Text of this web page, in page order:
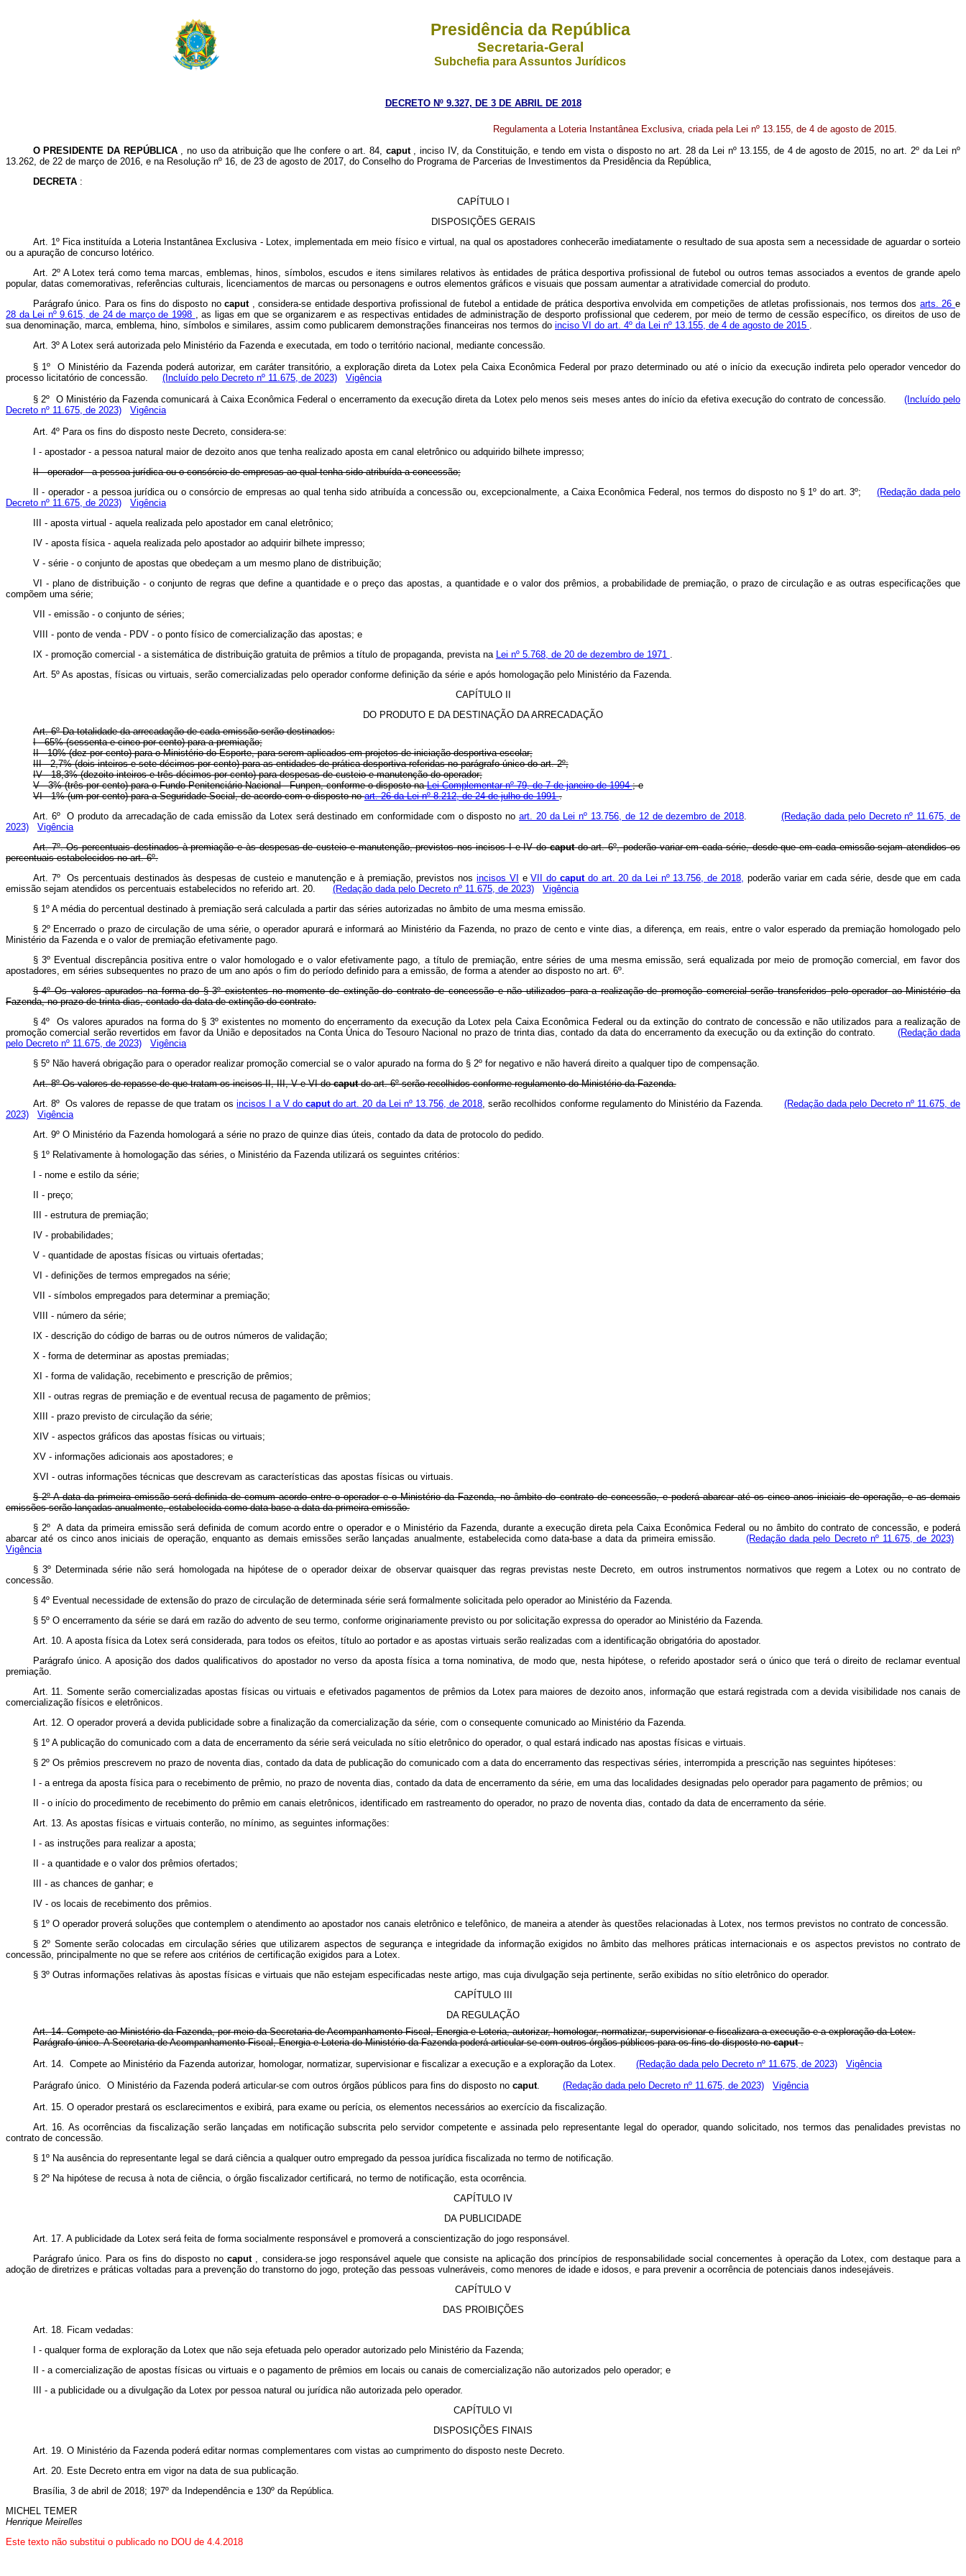
Presidência da República
Secretaria-Geral
Subchefia para Assuntos Jurídicos
DECRETO Nº 9.327, DE 3 DE ABRIL DE 2018
Regulamenta a Loteria Instantânea Exclusiva, criada pela Lei nº 13.155, de 4 de agosto de 2015.
O PRESIDENTE DA REPÚBLICA , no uso da atribuição que lhe confere o art. 84, caput , inciso IV, da Constituição, e tendo em vista o disposto no art. 28 da Lei nº 13.155, de 4 de agosto de 2015, no art. 2º da Lei nº
13.262, de 22 de março de 2016, e na Resolução nº 16, de 23 de agosto de 2017, do Conselho do Programa de Parcerias de Investimentos da Presidência da República,
DECRETA :
CAPÍTULO I
DISPOSIÇÕES GERAIS
Art. 1º Fica instituída a Loteria Instantânea Exclusiva - Lotex, implementada em meio físico e virtual, na qual os apostadores conhecerão imediatamente o resultado de sua aposta sem a necessidade de aguardar o sorteio
ou a apuração de concurso lotérico.
Art. 2º A Lotex terá como tema marcas, emblemas, hinos, símbolos, escudos e itens similares relativos às entidades de prática desportiva profissional de futebol ou outros temas associados a eventos de grande apelo
popular, datas comemorativas, referências culturais, licenciamentos de marcas ou personagens e outros elementos gráficos e visuais que possam aumentar a atratividade comercial do produto.
Parágrafo único. Para os fins do disposto nocaput , considera-se entidade desportiva profissional de futebol a entidade de prática desportiva envolvida em competições de atletas profissionais, nos termos dos arts. 26e
28 da Lei nº 9.615, de 24 de março de 1998 , as ligas em que se organizarem e as respectivas entidades de administração de desporto profissional que cederem, por meio de termo de cessão específico, os direitos de uso de
sua denominação, marca, emblema, hino, símbolos e similares, assim como publicarem demonstrações financeiras nos termos do inciso VI do art. 4º da Lei nº 13.155, de 4 de agosto de 2015 .
Art. 3º A Lotex será autorizada pelo Ministério da Fazenda e executada, em todo o território nacional, mediante concessão.
§ 1º O Ministério da Fazenda poderá autorizar, em caráter transitório, a exploração direta da Lotex pela Caixa Econômica Federal por prazo determinado ou até o início da execução indireta pelo operador vencedor do
processo licitatório de concessão. (Incluído pelo Decreto nº 11.675, de 2023)
Vigência
§ 2º O Ministério da Fazenda comunicará à Caixa Econômica Federal o encerramento da execução direta da Lotex pelo menos seis meses antes do início da efetiva execução do contrato de concessão. (Incluído pelo
Decreto nº 11.675, de 2023)
Vigência
Art. 4º Para os fins do disposto neste Decreto, considera-se:
I - apostador - a pessoa natural maior de dezoito anos que tenha realizado aposta em canal eletrônico ou adquirido bilhete impresso;
II - operador - a pessoa jurídica ou o consórcio de empresas ao qual tenha sido atribuída a concessão;
II - operador - a pessoa jurídica ou o consórcio de empresas ao qual tenha sido atribuída a concessão ou, excepcionalmente, a Caixa Econômica Federal, nos termos do disposto no § 1º do art. 3º;(Redação dada pelo
Decreto nº 11.675, de 2023)
Vigência
III - aposta virtual - aquela realizada pelo apostador em canal eletrônico;
IV - aposta física - aquela realizada pelo apostador ao adquirir bilhete impresso;
V - série - o conjunto de apostas que obedeçam a um mesmo plano de distribuição;
VI - plano de distribuição - o conjunto de regras que define a quantidade e o preço das apostas, a quantidade e o valor dos prêmios, a probabilidade de premiação, o prazo de circulação e as outras especificações que
compõem uma série;
VII - emissão - o conjunto de séries;
VIII - ponto de venda - PDV - o ponto físico de comercialização das apostas; e
IX - promoção comercial - a sistemática de distribuição gratuita de prêmios a título de propaganda, prevista na Lei nº 5.768, de 20 de dezembro de 1971 .
Art. 5º As apostas, físicas ou virtuais, serão comercializadas pelo operador conforme definição da série e após homologação pelo Ministério da Fazenda.
CAPÍTULO II
DO PRODUTO E DA DESTINAÇÃO DA ARRECADAÇÃO
Art. 6º Da totalidade da arrecadação de cada emissão serão destinados:
I - 65% (sessenta e cinco por cento) para a premiação;
II - 10% (dez por cento) para o Ministério do Esporte, para serem aplicados em projetos de iniciação desportiva escolar;
III - 2,7% (dois inteiros e sete décimos por cento) para as entidades de prática desportiva referidas no parágrafo único do art. 2º;
IV - 18,3% (dezoito inteiros e três décimos por cento) para despesas de custeio e manutenção do operador;
V - 3% (três por cento) para o Fundo Penitenciário Nacional - Funpen, conforme o disposto naLei Complementar nº 79, de 7 de janeiro de 1994; e
VI - 1% (um por cento) para a Seguridade Social, de acordo com o disposto noart. 26 da Lei nº 8.212, de 24 de julho de 1991.
Art. 6º O produto da arrecadação de cada emissão da Lotex será destinado em conformidade com o disposto noart. 20 da Lei nº 13.756, de 12 de dezembro de 2018.(Redação dada pelo Decreto nº 11.675, de
2023)
Vigência
Art. 7º. Os percentuais destinados à premiação e às despesas de custeio e manutenção, previstos nos incisos I e IV docaputdo art. 6º, poderão variar em cada série, desde que em cada emissão sejam atendidos os
percentuais estabelecidos no art. 6º.
Art. 7º Os percentuais destinados às despesas de custeio e manutenção e à premiação, previstos nosincisos VI eVII do caputdo art. 20 da Lei nº 13.756, de 2018, poderão variar em cada série, desde que em cada
emissão sejam atendidos os percentuais estabelecidos no referido art. 20. (Redação dada pelo Decreto nº 11.675, de 2023)
Vigência
§ 1º A média do percentual destinado à premiação será calculada a partir das séries autorizadas no âmbito de uma mesma emissão.
§ 2º Encerrado o prazo de circulação de uma série, o operador apurará e informará ao Ministério da Fazenda, no prazo de cento e vinte dias, a diferença, em reais, entre o valor esperado da premiação homologado pelo
Ministério da Fazenda e o valor de premiação efetivamente pago.
§ 3º Eventual discrepância positiva entre o valor homologado e o valor efetivamente pago, a título de premiação, entre séries de uma mesma emissão, será equalizada por meio de promoção comercial, em favor dos
apostadores, em séries subsequentes no prazo de um ano após o fim do período definido para a emissão, de forma a atender ao disposto no art. 6º.
§ 4º Os valores apurados na forma do § 3º existentes no momento de extinção do contrato de concessão e não utilizados para a realização de promoção comercial serão transferidos pelo operador ao Ministério da
Fazenda, no prazo de trinta dias, contado da data de extinção do contrato.
§ 4º Os valores apurados na forma do § 3º existentes no momento do encerramento da execução da Lotex pela Caixa Econômica Federal ou da extinção do contrato de concessão e não utilizados para a realização de
promoção comercial serão revertidos em favor da União e depositados na Conta Única do Tesouro Nacional no prazo de trinta dias, contado da data do encerramento da execução ou da extinção do contrato. (Redação dada
pelo Decreto nº 11.675, de 2023)
Vigência
§ 5º Não haverá obrigação para o operador realizar promoção comercial se o valor apurado na forma do § 2º for negativo e não haverá direito a qualquer tipo de compensação.
Art. 8º Os valores de repasse de que tratam os incisos II, III, V e VI docaputdo art. 6º serão recolhidos conforme regulamento do Ministério da Fazenda.
Art. 8º Os valores de repasse de que tratam osincisos I a V do caputdo art. 20 da Lei nº 13.756, de 2018, serão recolhidos conforme regulamento do Ministério da Fazenda.(Redação dada pelo Decreto nº 11.675, de
2023)
Vigência
Art. 9º O Ministério da Fazenda homologará a série no prazo de quinze dias úteis, contado da data de protocolo do pedido.
§ 1º Relativamente à homologação das séries, o Ministério da Fazenda utilizará os seguintes critérios:
I - nome e estilo da série;
II - preço;
III - estrutura de premiação;
IV - probabilidades;
V - quantidade de apostas físicas ou virtuais ofertadas;
VI - definições de termos empregados na série;
VII - símbolos empregados para determinar a premiação;
VIII - número da série;
IX - descrição do código de barras ou de outros números de validação;
X - forma de determinar as apostas premiadas;
XI - forma de validação, recebimento e prescrição de prêmios;
XII - outras regras de premiação e de eventual recusa de pagamento de prêmios;
XIII - prazo previsto de circulação da série;
XIV - aspectos gráficos das apostas físicas ou virtuais;
XV - informações adicionais aos apostadores; e
XVI - outras informações técnicas que descrevam as características das apostas físicas ou virtuais.
§ 2º A data da primeira emissão será definida de comum acordo entre o operador e o Ministério da Fazenda, no âmbito do contrato de concessão, e poderá abarcar até os cinco anos iniciais de operação, e as demais
emissões serão lançadas anualmente, estabelecida como data-base a data da primeira emissão.
§ 2º A data da primeira emissão será definida de comum acordo entre o operador e o Ministério da Fazenda, durante a execução direta pela Caixa Econômica Federal ou no âmbito do contrato de concessão, e poderá
abarcar até os cinco anos iniciais de operação, enquanto as demais emissões serão lançadas anualmente, estabelecida como data-base a data da primeira emissão. (Redação dada pelo Decreto nº 11.675, de 2023)
Vigência
§ 3º Determinada série não será homologada na hipótese de o operador deixar de observar quaisquer das regras previstas neste Decreto, em outros instrumentos normativos que regem a Lotex ou no contrato de
concessão.
§ 4º Eventual necessidade de extensão do prazo de circulação de determinada série será formalmente solicitada pelo operador ao Ministério da Fazenda.
§ 5º O encerramento da série se dará em razão do advento de seu termo, conforme originariamente previsto ou por solicitação expressa do operador ao Ministério da Fazenda.
Art. 10. A aposta física da Lotex será considerada, para todos os efeitos, título ao portador e as apostas virtuais serão realizadas com a identificação obrigatória do apostador.
Parágrafo único. A aposição dos dados qualificativos do apostador no verso da aposta física a torna nominativa, de modo que, nesta hipótese, o referido apostador será o único que terá o direito de reclamar eventual
premiação.
Art. 11. Somente serão comercializadas apostas físicas ou virtuais e efetivados pagamentos de prêmios da Lotex para maiores de dezoito anos, informação que estará registrada com a devida visibilidade nos canais de
comercialização físicos e eletrônicos.
Art. 12. O operador proverá a devida publicidade sobre a finalização da comercialização da série, com o consequente comunicado ao Ministério da Fazenda.
§ 1º A publicação do comunicado com a data de encerramento da série será veiculada no sítio eletrônico do operador, o qual estará indicado nas apostas físicas e virtuais.
§ 2º Os prêmios prescrevem no prazo de noventa dias, contado da data de publicação do comunicado com a data do encerramento das respectivas séries, interrompida a prescrição nas seguintes hipóteses:
I - a entrega da aposta física para o recebimento de prêmio, no prazo de noventa dias, contado da data de encerramento da série, em uma das localidades designadas pelo operador para pagamento de prêmios; ou
II - o início do procedimento de recebimento do prêmio em canais eletrônicos, identificado em rastreamento do operador, no prazo de noventa dias, contado da data de encerramento da série.
Art. 13. As apostas físicas e virtuais conterão, no mínimo, as seguintes informações:
I - as instruções para realizar a aposta;
II - a quantidade e o valor dos prêmios ofertados;
III - as chances de ganhar; e
IV - os locais de recebimento dos prêmios.
§ 1º O operador proverá soluções que contemplem o atendimento ao apostador nos canais eletrônico e telefônico, de maneira a atender às questões relacionadas à Lotex, nos termos previstos no contrato de concessão.
§ 2º Somente serão colocadas em circulação séries que utilizarem aspectos de segurança e integridade da informação exigidos no âmbito das melhores práticas internacionais e os aspectos previstos no contrato de
concessão, principalmente no que se refere aos critérios de certificação exigidos para a Lotex.
§ 3º Outras informações relativas às apostas físicas e virtuais que não estejam especificadas neste artigo, mas cuja divulgação seja pertinente, serão exibidas no sítio eletrônico do operador.
CAPÍTULO III
DA REGULAÇÃO
Art. 14. Compete ao Ministério da Fazenda, por meio da Secretaria de Acompanhamento Fiscal, Energia e Loteria, autorizar, homologar, normatizar, supervisionar e fiscalizara a execução e a exploração da Lotex.
Parágrafo único. A Secretaria de Acompanhamento Fiscal, Energia e Loteria do Ministério da Fazenda poderá articular-se com outros órgãos públicos para os fins do disposto nocaput.
Art. 14. Compete ao Ministério da Fazenda autorizar, homologar, normatizar, supervisionar e fiscalizar a execução e a exploração da Lotex. (Redação dada pelo Decreto nº 11.675, de 2023)
Vigência
Parágrafo único. O Ministério da Fazenda poderá articular-se com outros órgãos públicos para fins do disposto no caput. (Redação dada pelo Decreto nº 11.675, de 2023)
Vigência
Art. 15. O operador prestará os esclarecimentos e exibirá, para exame ou perícia, os elementos necessários ao exercício da fiscalização.
Art. 16. As ocorrências da fiscalização serão lançadas em notificação subscrita pelo servidor competente e assinada pelo representante legal do operador, quando solicitado, nos termos das penalidades previstas no
contrato de concessão.
§ 1º Na ausência do representante legal se dará ciência a qualquer outro empregado da pessoa jurídica fiscalizada no termo de notificação.
§ 2º Na hipótese de recusa à nota de ciência, o órgão fiscalizador certificará, no termo de notificação, esta ocorrência.
CAPÍTULO IV
DA PUBLICIDADE
Art. 17. A publicidade da Lotex será feita de forma socialmente responsável e promoverá a conscientização do jogo responsável.
Parágrafo único. Para os fins do disposto nocaput , considera-se jogo responsável aquele que consiste na aplicação dos princípios de responsabilidade social concernentes à operação da Lotex, com destaque para a
adoção de diretrizes e práticas voltadas para a prevenção do transtorno do jogo, proteção das pessoas vulneráveis, como menores de idade e idosos, e para prevenir a ocorrência de potenciais danos indesejáveis.
CAPÍTULO V
DAS PROIBIÇÕES
Art. 18. Ficam vedadas:
I - qualquer forma de exploração da Lotex que não seja efetuada pelo operador autorizado pelo Ministério da Fazenda;
II - a comercialização de apostas físicas ou virtuais e o pagamento de prêmios em locais ou canais de comercialização não autorizados pelo operador; e
III - a publicidade ou a divulgação da Lotex por pessoa natural ou jurídica não autorizada pelo operador.
CAPÍTULO VI
DISPOSIÇÕES FINAIS
Art. 19. O Ministério da Fazenda poderá editar normas complementares com vistas ao cumprimento do disposto neste Decreto.
Art. 20. Este Decreto entra em vigor na data de sua publicação.
Brasília, 3 de abril de 2018; 197º da Independência e 130º da República.
MICHEL TEMER
Henrique Meirelles
Este texto não substitui o publicado no DOU de 4.4.2018